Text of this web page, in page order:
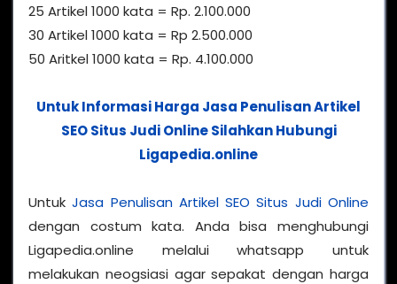
25 Artikel 1000 kata = Rp. 2.100.000
30 Artikel 1000 kata = Rp 2.500.000
50 Aritkel 1000 kata = Rp. 4.100.000
Untuk Informasi Harga Jasa Penulisan Artikel
SEO Situs Judi Online Silahkan Hubungi
Ligapedia.online
UntukJasa Penulisan Artikel SEO Situs Judi Online
dengan costum kata. Anda bisa menghubungi
Ligapedia.online melalui whatsapp untuk
melakukan neogsiasi agar sepakat dengan harga